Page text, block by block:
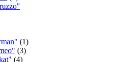
(1)
(3)
(4)